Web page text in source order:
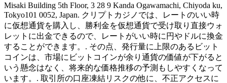
Misaki Building 5th Floor, 3 28 9 Kanda Ogawamachi, Chiyoda ku,
Tokyo101 0052, Japan. クリプトカジノでは、レートのいい時
に仮想通貨を購入し、勝利金を仮想通貨で受け取り直接ウォ
レットに出金できるので、レートがいい時に円やドルに換金
することができます。. その点、発行量に上限のあるビット
コインは、市場にビットコインが余り通貨の価値が下がると
いう懸念はなく、将来的な価格推移の予測もしやすくなって
います。. 取引所の口座凍結リスクの他に、不正アクセスに